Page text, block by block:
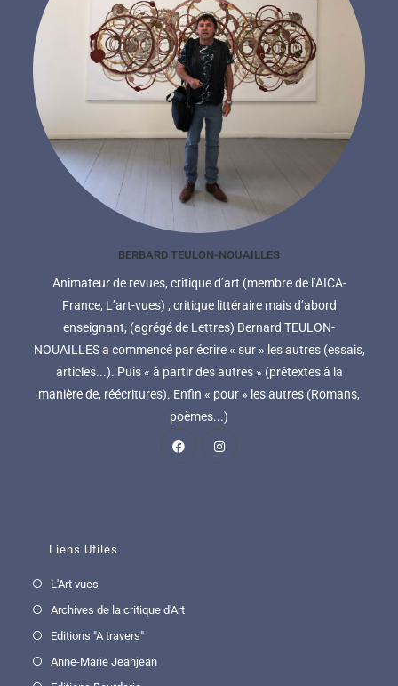
BERBARD TEULON-NOUAILLES
Animateur de revues, critique d’art (membre de l’AICA-
France, L’art-vues) , critique littéraire mais d’abord
enseignant, (agrégé de Lettres) Bernard TEULON-
NOUAILLES a commencé par écrire « sur » les autres (essais,
articles...). Puis « à partir des autres » (prétextes à la
manière de, réécritures). Enfin « pour » les autres (Romans,
poèmes...)
Liens Utiles
L'Art vues
Archives de la critique d'Art
Editions "A travers"
Anne-Marie Jeanjean